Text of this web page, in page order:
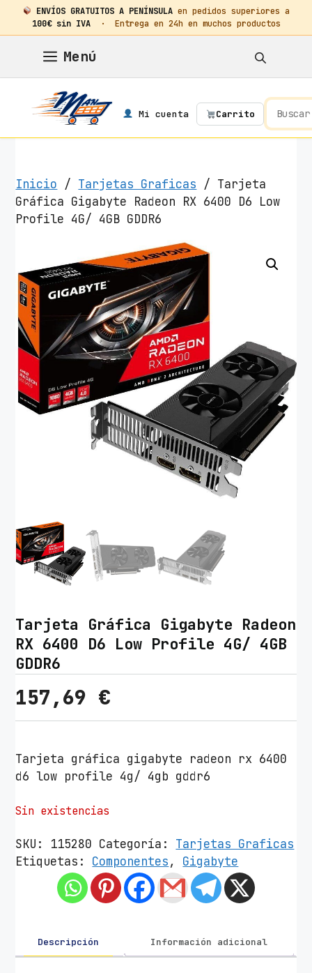
ENVÍOS GRATUITOS A PENÍNSULA en pedidos superiores a
100€ sin IVA· Entrega en 24h en muchos productos
contenido
Menú
Mi cuenta Carrito
Inicio / Tarjetas Graficas / Tarjeta
Gráfica Gigabyte Radeon RX 6400 D6 Low
Profile 4G/ 4GB GDDR6
Tarjeta Gráfica Gigabyte Radeon
RX 6400 D6 Low Profile 4G/ 4GB
GDDR6
157,69 €
Tarjeta gráfica gigabyte radeon rx 6400
d6 low profile 4g/ 4gb gddr6
Sin existencias
SKU: 115280 Categoría: Tarjetas Graficas
Etiquetas: Componentes, Gigabyte
Descripción Información adicional